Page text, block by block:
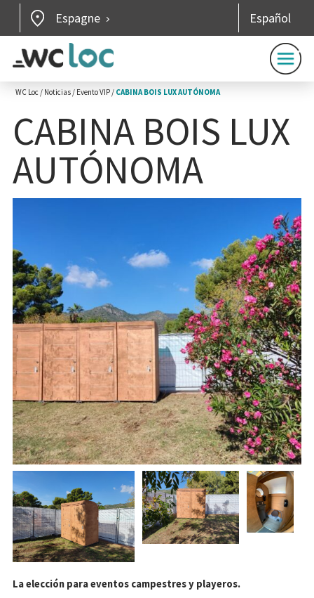
Espagne Español
WC Loc / Noticias / Evento VIP / CABINA BOIS LUX AUTÓNOMA
CABINA BOIS LUX
AUTÓNOMA
La elección para eventos campestres y playeros.